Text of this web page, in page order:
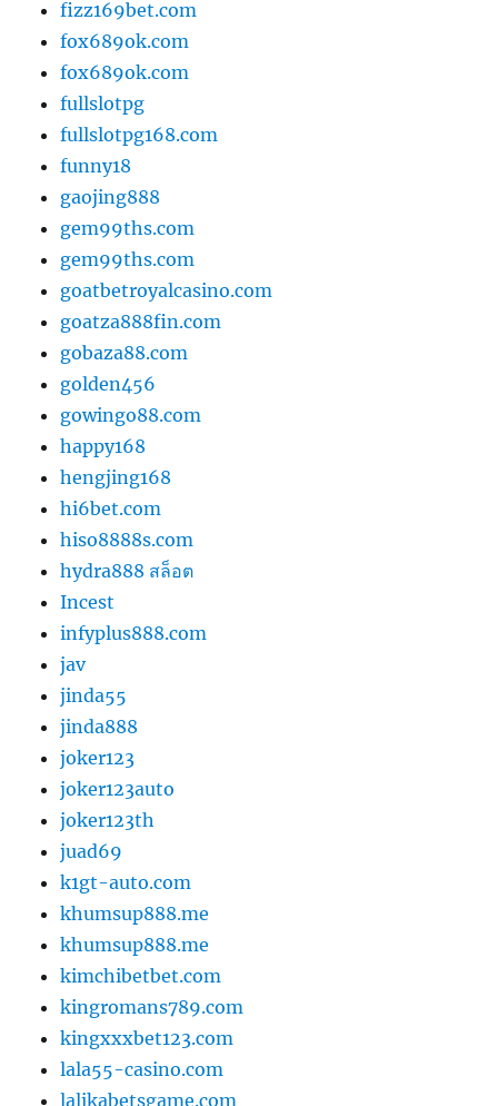
fizz169bet.com
fox689ok.com
fox689ok.com
fullslotpg
fullslotpg168.com
funny18
gaojing888
gem99ths.com
gem99ths.com
goatbetroyalcasino.com
goatza888fin.com
gobaza88.com
golden456
gowingo88.com
happy168
hengjing168
hi6bet.com
hiso8888s.com
hydra888 สล็อต
Incest
infyplus888.com
jav
jinda55
jinda888
joker123
joker123auto
joker123th
juad69
k1gt-auto.com
khumsup888.me
khumsup888.me
kimchibetbet.com
kingromans789.com
kingxxxbet123.com
lala55-casino.com
lalikabetsgame.com